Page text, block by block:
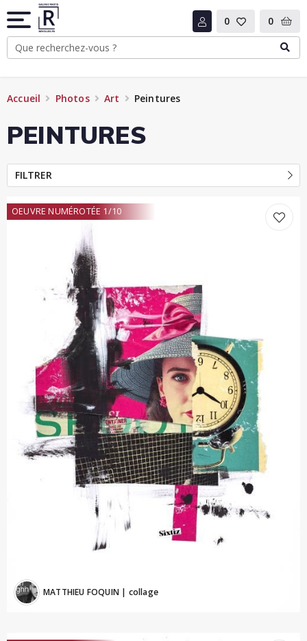
0 0
Accueil Photos Art Peintures
PEINTURES
FILTRER
OEUVRE NUMÉROTÉE 1/10
MATTHIEU FOQUIN | collage